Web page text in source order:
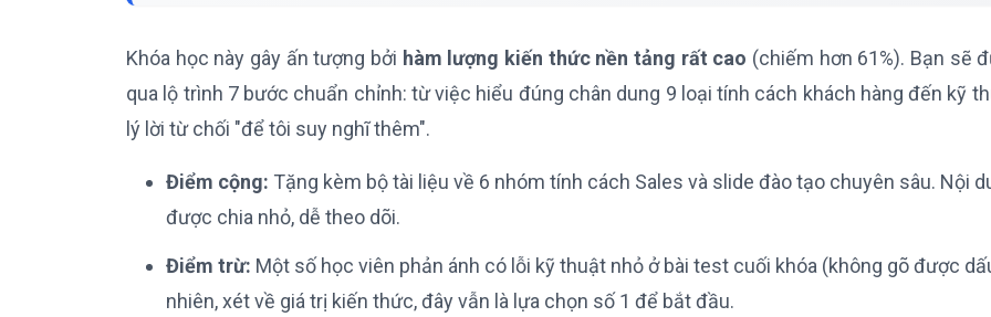
Khóa học này gây ấn tượng bởi hàm lượng kiến thức nền tảng rất cao (chiếm hơn 61%). Bạn sẽ
qua lộ trình 7 bước chuẩn chỉnh: từ việc hiểu đúng chân dung 9 loại tính cách khách hàng đến kỹ
lý lời từ chối "để tôi suy nghĩ thêm".
Điểm cộng: Tặng kèm bộ tài liệu về 6 nhóm tính cách Sales và slide đào tạo chuyên sâu. Nội
được chia nhỏ, dễ theo dõi.
Điểm trừ: Một số học viên phản ánh có lỗi kỹ thuật nhỏ ở bài test cuối khóa (không gõ được
nhiên, xét về giá trị kiến thức, đây vẫn là lựa chọn số 1 để bắt đầu.